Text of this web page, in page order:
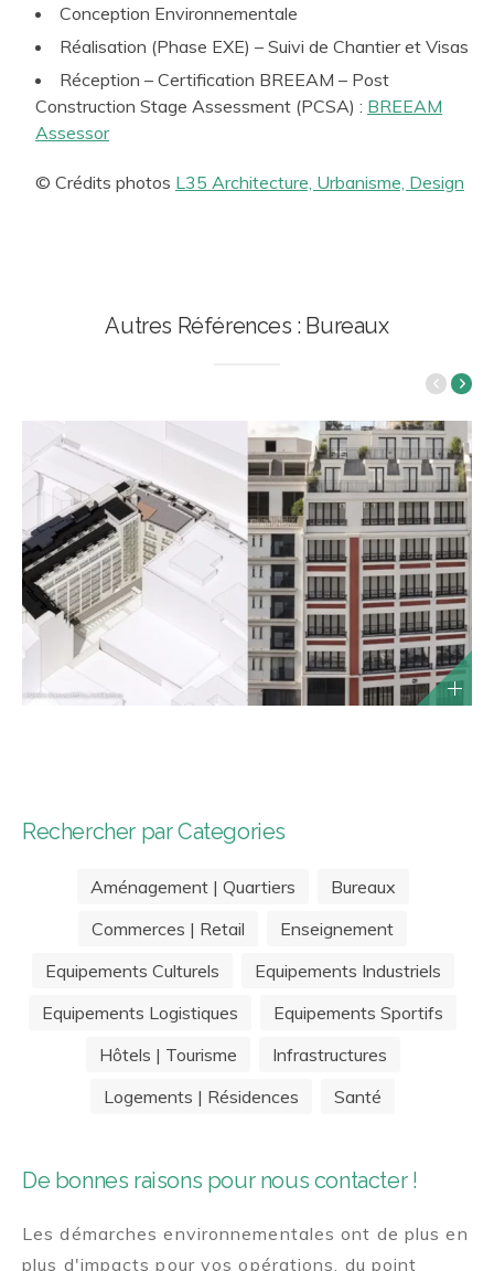
Conception Environnementale
Réalisation (Phase EXE) – Suivi de Chantier et Visas
Réception – Certification BREEAM – Post
Construction Stage Assessment (PCSA) : BREEAM
Assessor
© Crédits photos L35 Architecture, Urbanisme, Design
Autres Références : Bureaux
Rechercher par Categories
Aménagement | Quartiers
Bureaux
Commerces | Retail
Enseignement
Equipements Culturels
Equipements Industriels
Equipements Logistiques
Equipements Sportifs
Hôtels | Tourisme
Infrastructures
Logements | Résidences
Santé
De bonnes raisons pour nous contacter !
Les démarches environnementales ont de plus en
plus d'impacts pour vos opérations, du point